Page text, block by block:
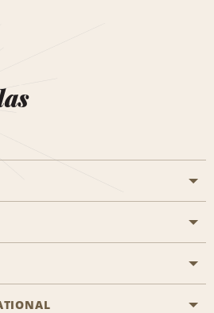
Programm